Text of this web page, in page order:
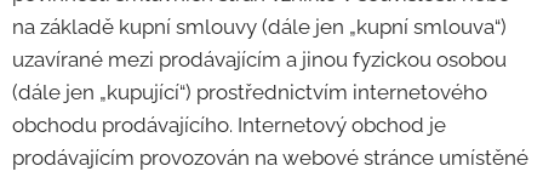
na základě kupní smlouvy (dále jen „kupní smlouva“)
uzavírané mezi prodávajícím a jinou fyzickou osobou
(dále jen „kupující“) prostřednictvím internetového
obchodu prodávajícího. Internetový obchod je
prodávajícím provozován na webové stránce umístěné